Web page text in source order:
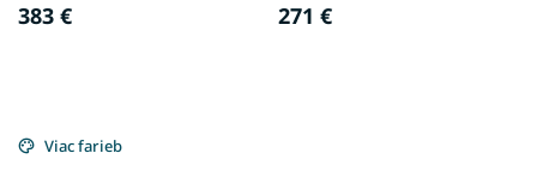
383 € 271 €
Viac farieb